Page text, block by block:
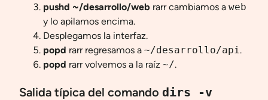
pushd ~/desarrollo/web rarr cambiamos a web
y lo apilamos encima.
Desplegamos la interfaz.
popd rarr regresamos a ~/desarrollo/api .
popd rarr volvemos a la raíz ~/.
Salida típica del comando dirs -v